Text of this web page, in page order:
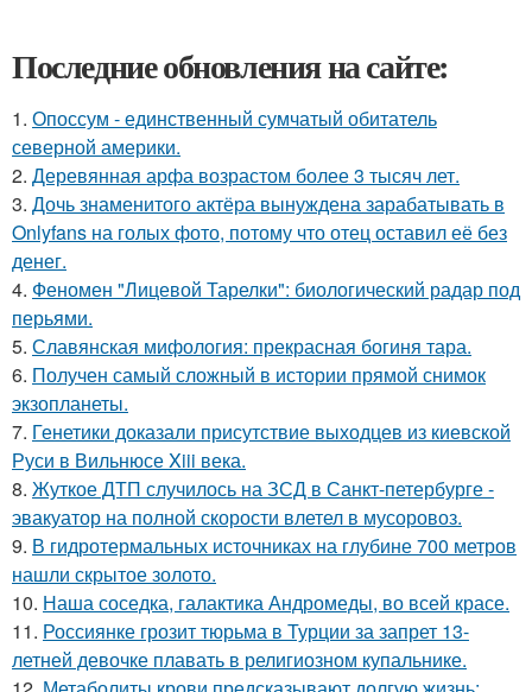
Последние обновления на сайте:
1. Опоссум - единственный сумчатый обитатель
северной америки.
2. Деревянная арфа возрастом более 3 тысяч лет.
3. Дочь знаменитого актёра вынуждена зарабатывать в
Onlyfans на голых фото, потому что отец оставил её без
денег.
4. Феномен "Лицевой Тарелки": биологический радар под
перьями.
5. Славянская мифология: прекрасная богиня тара.
6. Получен самый сложный в истории прямой снимок
экзопланеты.
7. Генетики доказали присутствие выходцев из киевской
Руси в Вильнюсе Xiii века.
8. Жуткое ДТП случилось на ЗСД в Санкт-петербурге -
эвакуатор на полной скорости влетел в мусоровоз.
9. В гидротермальных источниках на глубине 700 метров
нашли скрытое золото.
10. Наша соседка, галактика Андромеды, во всей красе.
11. Россиянке грозит тюрьма в Турции за запрет 13-
летней девочке плавать в религиозном купальнике.